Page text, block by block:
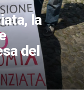
la
del